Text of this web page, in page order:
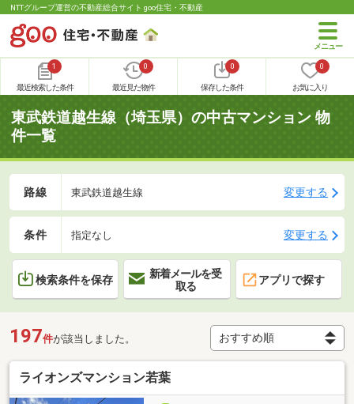
NTTグループ運営の不動産総合サイト goo住宅・不動産
1
最近検索した条件
0
最近見た物件
0
保存した条件
0
お気に入り
東武鉄道越生線（埼玉県）の中古マンション 物
件一覧
路線 東武鉄道越生線 変更する
条件 指定なし 変更する
検索条件を保存
新着メールを受
取る
アプリで探す
197件が該当しました。
ライオンズマンション若葉